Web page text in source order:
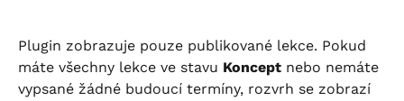
Plugin zobrazuje pouze publikované lekce. Pokud
máte všechny lekce ve stavu Koncept nebo nemáte
vypsané žádné budoucí termíny, rozvrh se zobrazí